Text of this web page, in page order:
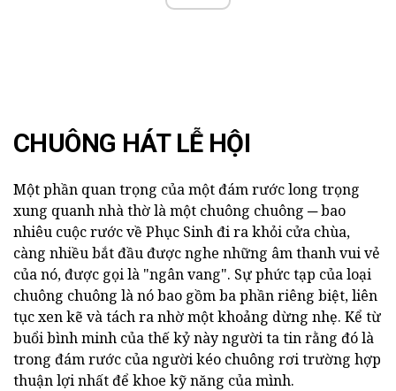
CHUÔNG HÁT LỄ HỘI
Một phần quan trọng của một đám rước long trọng
xung quanh nhà thờ là một chuông chuông ─ bao
nhiêu cuộc rước về Phục Sinh đi ra khỏi cửa chùa,
càng nhiều bắt đầu được nghe những âm thanh vui vẻ
của nó, được gọi là "ngân vang". Sự phức tạp của loại
chuông chuông là nó bao gồm ba phần riêng biệt, liên
tục xen kẽ và tách ra nhờ một khoảng dừng nhẹ. Kể từ
buổi bình minh của thế kỷ này người ta tin rằng đó là
trong đám rước của người kéo chuông rơi trường hợp
thuận lợi nhất để khoe kỹ năng của mình.